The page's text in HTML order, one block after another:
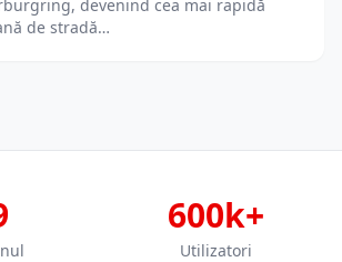
devenind cea mai rapidă
de stradă…
600k+
Utilizatori